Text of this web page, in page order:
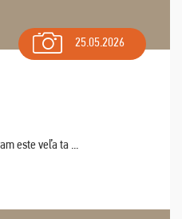
25.05.2026
este veľa ta ...